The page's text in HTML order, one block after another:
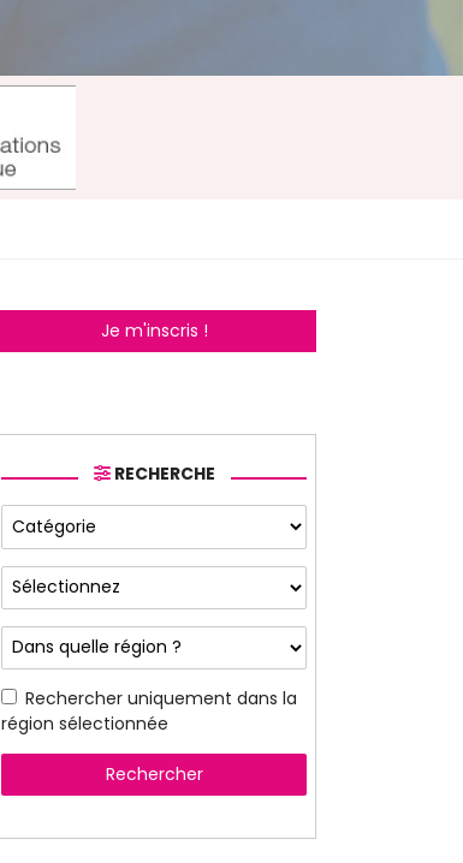
Je m'inscris !
RECHERCHE
Rechercher uniquement dans la
région sélectionnée
Rechercher